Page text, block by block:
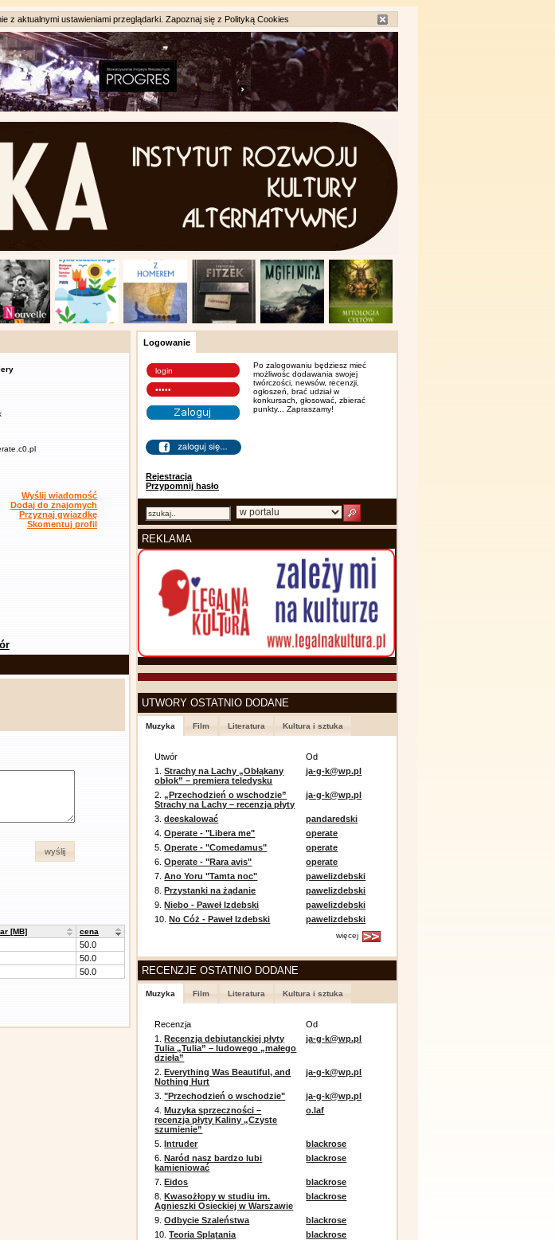
z aktualnymi ustawieniami przeglądarki. Zapoznaj się z Polityką Cookies
Wyślij wiadomość
Dodaj do znajomych
Przyznaj gwiazdkę
Skomentuj profil
wyślij
[MB] cena
50.0
50.0
50.0
Logowanie
Rejestracja
Przypomnij hasło
Po zalogowaniu będziesz mieć
możliwośc dodawania swojej
twórczości, newsów, recenzji,
ogłoszeń, brać udział w
konkursach, głosować, zbierać
punkty... Zapraszamy!
REKLAMA
UTWORY OSTATNIO DODANE
Muzyka Film Literatura Kultura i sztuka
Utwór
Od
1.Strachy na Lachy „Obłąkany
obłok” – premiera teledysku
ja-g-k@wp.pl
2.„Przechodzień o wschodzie”
Strachy na Lachy – recenzja płyty
ja-g-k@wp.pl
3.deeskalować
pandaredski
4.Operate - "Libera me"
operate
5.Operate - "Comedamus"
operate
6.Operate - "Rara avis"
operate
7.Ano Yoru "Tamta noc"
pawelizdebski
8.Przystanki na żądanie
pawelizdebski
9.Niebo - Paweł Izdebski
pawelizdebski
10.No Cóż - Paweł Izdebski pawelizdebski
więcej
RECENZJE OSTATNIO DODANE
Muzyka Film Literatura Kultura i sztuka
Recenzja
Od
1.Recenzja debiutanckiej płyty
Tulia „Tulia” – ludowego „małego
dzieła”
ja-g-k@wp.pl
2.Everything Was Beautiful, and
Nothing Hurt
ja-g-k@wp.pl
3."Przechodzień o wschodzie"
ja-g-k@wp.pl
4.Muzyka sprzeczności –
recenzja płyty Kaliny „Czyste
szumienie”
o.laf
5.Intruder
blackrose
6.Naród nasz bardzo lubi
kamieniować
blackrose
7.Eidos
blackrose
8.Kwasożłopy w studiu im.
Agnieszki Osieckiej w Warszawie
blackrose
9.Odbycie Szaleństwa
blackrose
10.Teoria Splątania blackrose